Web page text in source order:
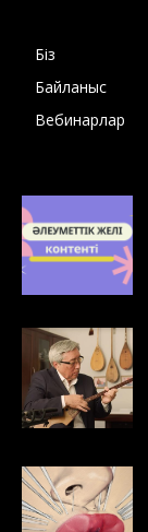
Біз
Байланыс
Вебинарлар